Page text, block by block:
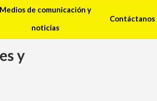
Medios de comunicación y
noticias
Contáctanos
y